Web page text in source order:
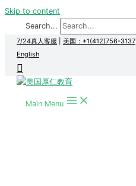
Skip to content
Search...
7/24真人客服 美国：+1(412)756-3137
English
Main Menu